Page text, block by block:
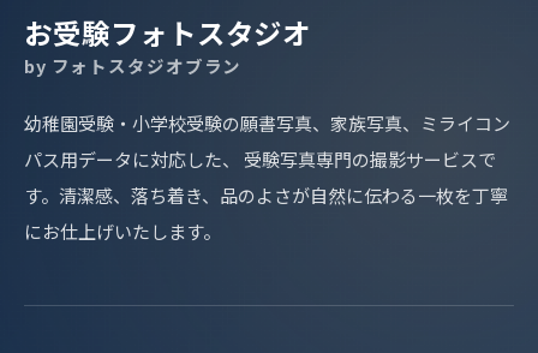
お受験フォトスタジオ
by フォトスタジオブラン
幼稚園受験・小学校受験の願書写真、家族写真、ミライコン
パス用データに対応した、 受験写真専門の撮影サービスで
す。清潔感、落ち着き、品のよさが自然に伝わる一枚を丁寧
にお仕上げいたします。